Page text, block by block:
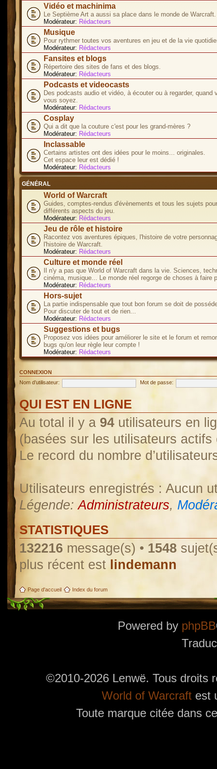
Vidéo et machinima
Le Septième Art a aussi sa place dans le monde de Warcraft.
Modérateur: Rédacteurs
Musique
Pour rythmer toutes vos aventures en jeu et de la vie
Modérateur: Rédacteurs
Fansites et blogs
Répertoire des sites de fans et des blogs.
Modérateur: Rédacteurs
Podcasts et videocasts
Des podcasts audio et vidéo, à écouter ou à regarder, quand
vous soyez.
Modérateur: Rédacteurs
Cosplay
Qui a dit que la couture c'est pour les grand-mères ?
Modérateur: Rédacteurs
Inclassable
Certains artistes ont des idées pour le moins... originales.
Cet espace leur est dédié !
Modérateur: Rédacteurs
GÉNÉRAL
World of Warcraft
Guides, comptes-rendus d'évènements et tous les sujets
différents aspects du jeu.
Modérateur: Rédacteurs
Jeu de rôle et histoire
Racontez vos aventures épiques, l'histoire de votre
l'histoire de Warcraft.
Modérateur: Rédacteurs
Culture et monde réel
Il n'y a pas que World of Warcraft dans la vie. Sciences,
cinéma, musique... Le monde réel regorge de choses à faire
Modérateur: Rédacteurs
Hors-sujet
La partie indispensable que tout bon forum se doit de
Pour discuter de tout et de rien...
Modérateur: Rédacteurs
Suggestions et bugs
Proposez vos idées pour améliorer le site et le forum et
bugs qu'on leur règle leur compte !
Modérateur: Rédacteurs
CONNEXION
Nom d’utilisateur:
Mot de passe:
QUI EST EN LIGNE
Au total il y a 94 utilisateurs en
(basées sur les utilisateurs
Le record du nombre
Utilisateurs enregistrés : Aucun
Légende:Administrateurs,
STATISTIQUES
132216 message(s) • 1548
plus récent est lindemann
Page d'accueil Index du forum
Powered by phpBB
©2010-2026 Lenwë. Tous droits
World of Warcraftest
Toute marque citée dans